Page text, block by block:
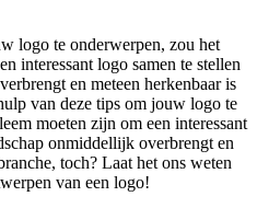
logo te onderwerpen, zou het
interessant logo samen te stellen
en meteen herkenbaar is
van deze tips om jouw logo te
moeten zijn om een interessant
onmiddellijk overbrengt en
toch? Laat het ons weten
van een logo!